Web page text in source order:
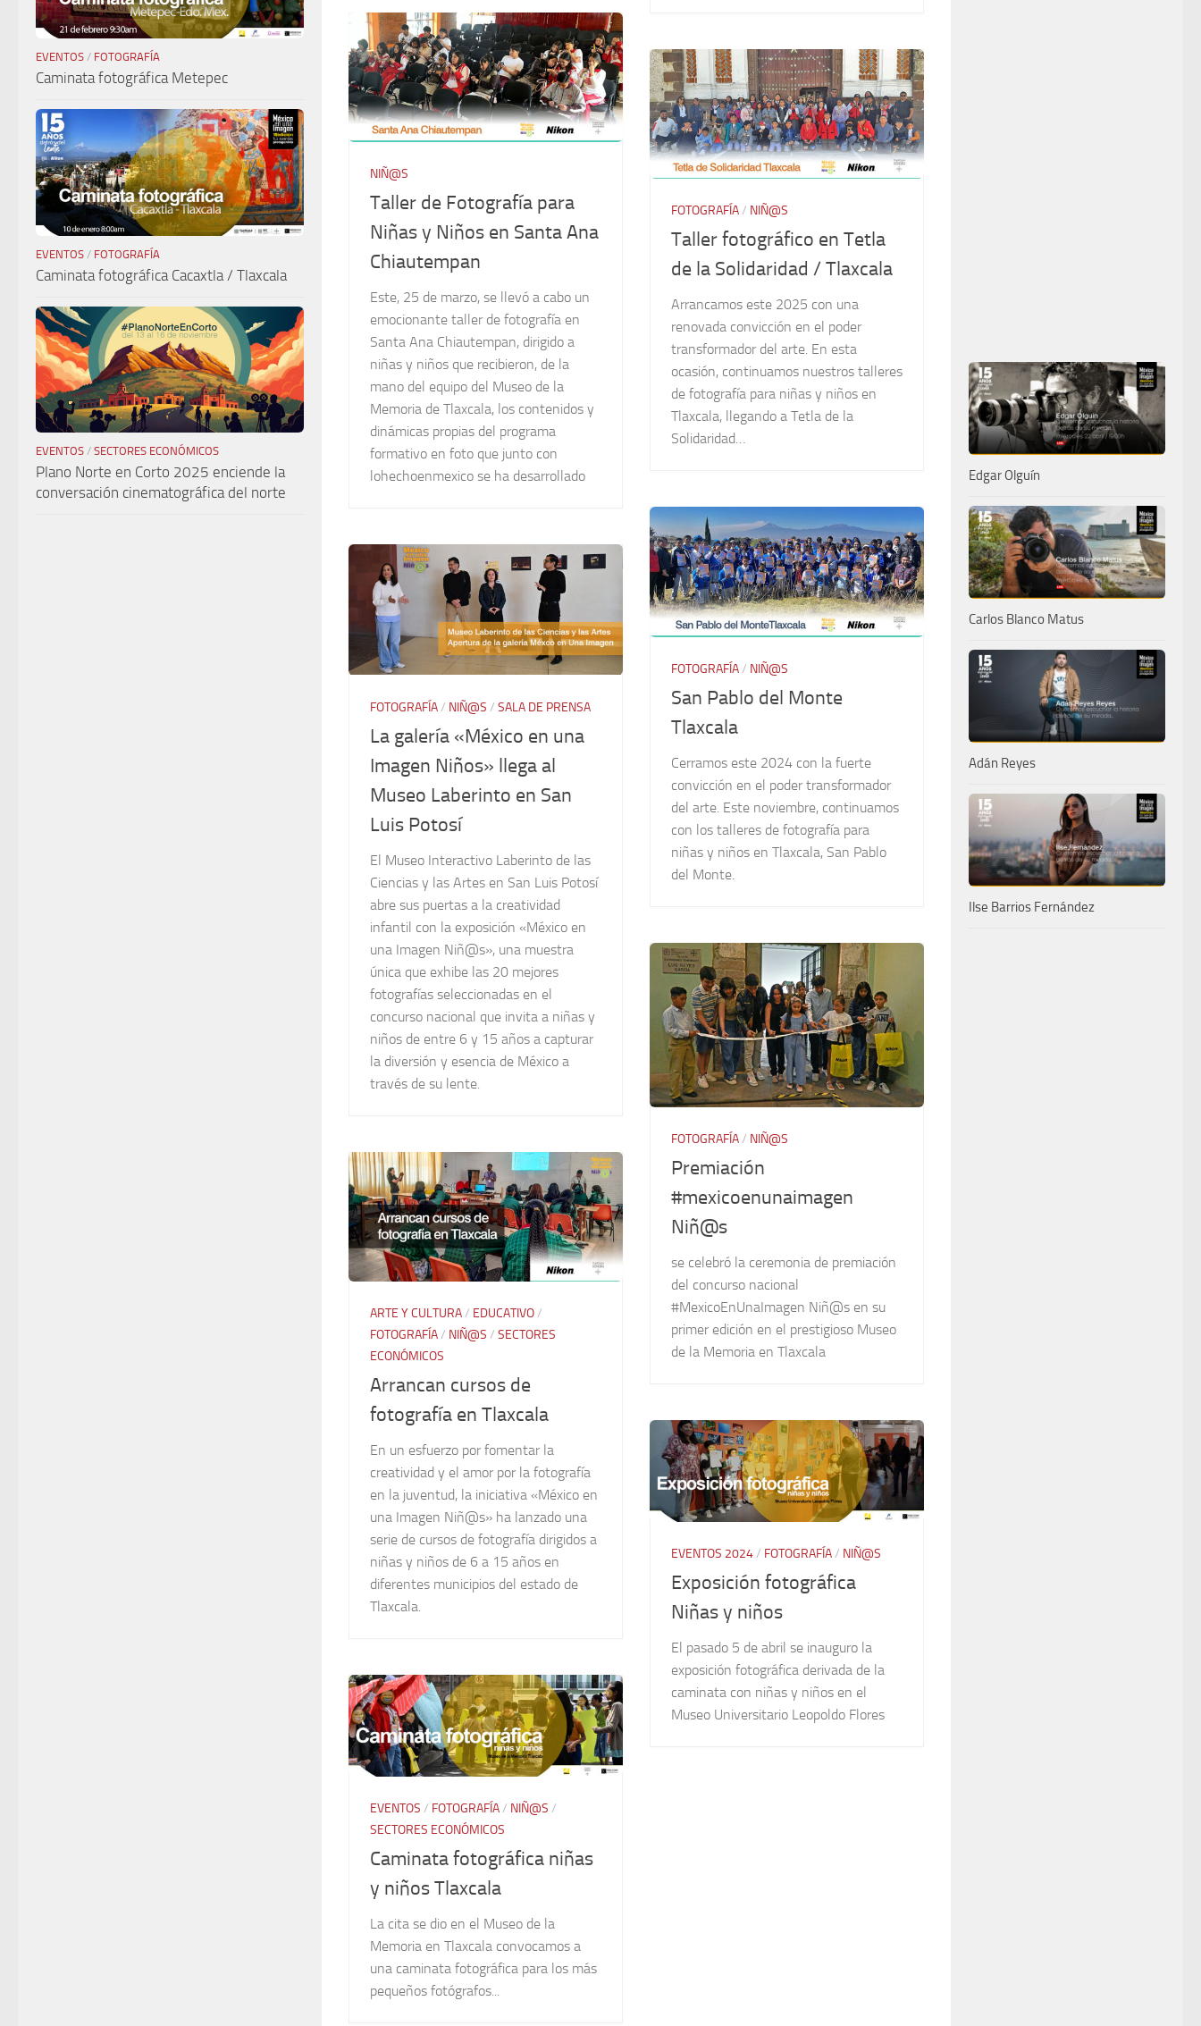
NIÑ@S
Taller de Fotografía para
Niñas y Niños en Santa Ana
Chiautempan
Este, 25 de marzo, se llevó a cabo un
emocionante taller de fotografía en
Santa Ana Chiautempan, dirigido a
niñas y niños que recibieron, de la
mano del equipo del Museo de la
Memoria de Tlaxcala, los contenidos y
dinámicas propias del programa
formativo en foto que junto con
lohechoenmexico se ha desarrollado
FOTOGRAFÍA/ NIÑ@S
Taller fotográfico en Tetla
de la Solidaridad / Tlaxcala
Arrancamos este 2025 con una
renovada convicción en el poder
transformador del arte. En esta
ocasión, continuamos nuestros talleres
de fotografía para niñas y niños en
Tlaxcala, llegando a Tetla de la
Solidaridad…
FOTOGRAFÍA/ NIÑ@S
San Pablo del Monte
Tlaxcala
Cerramos este 2024 con la fuerte
convicción en el poder transformador
del arte. Este noviembre, continuamos
con los talleres de fotografía para
niñas y niños en Tlaxcala, San Pablo
del Monte.
FOTOGRAFÍA/ NIÑ@S / SALA DE PRENSA
La galería «México en una
Imagen Niños» llega al
Museo Laberinto en San
Luis Potosí
El Museo Interactivo Laberinto de las
Ciencias y las Artes en San Luis Potosí
abre sus puertas a la creatividad
infantil con la exposición «México en
una Imagen Niñ@s», una muestra
única que exhibe las 20 mejores
fotografías seleccionadas en el
concurso nacional que invita a niñas y
niños de entre 6 y 15 años a capturar
la diversión y esencia de México a
través de su lente.
FOTOGRAFÍA/ NIÑ@S
Premiación
#mexicoenunaimagen
Niñ@s
se celebró la ceremonia de premiación
del concurso nacional
#MexicoEnUnaImagen Niñ@s en su
primer edición en el prestigioso Museo
de la Memoria en Tlaxcala
ARTE Y CULTURA/ EDUCATIVO/
FOTOGRAFÍA/ NIÑ@S / SECTORES
ECONÓMICOS
Arrancan cursos de
fotografía en Tlaxcala
En un esfuerzo por fomentar la
creatividad y el amor por la fotografía
en la juventud, la iniciativa «México en
una Imagen Niñ@s» ha lanzado una
serie de cursos de fotografía dirigidos a
niñas y niños de 6 a 15 años en
diferentes municipios del estado de
Tlaxcala.
EVENTOS 2024/ FOTOGRAFÍA/ NIÑ@S
Exposición fotográfica
Niñas y niños
El pasado 5 de abril se inauguro la
exposición fotográfica derivada de la
caminata con niñas y niños en el
Museo Universitario Leopoldo Flores
EVENTOS / FOTOGRAFÍA/ NIÑ@S /
SECTORES ECONÓMICOS
Caminata fotográfica niñas
y niños Tlaxcala
La cita se dio en el Museo de la
Memoria en Tlaxcala convocamos a
una caminata fotográfica para los más
pequeños fotógrafos...
EVENTOS / FOTOGRAFÍA
Caminata fotográfica Metepec
EVENTOS / FOTOGRAFÍA
Caminata fotográfica Cacaxtla / Tlaxcala
EVENTOS / SECTORES ECONÓMICOS
Plano Norte en Corto 2025 enciende la
conversación cinematográfica del norte
Edgar Olguín
Carlos Blanco Matus
Adán Reyes
Ilse Barrios Fernández